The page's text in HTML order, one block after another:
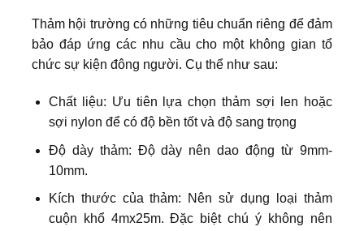
Thảm hội trường có những tiêu chuẩn riêng để đảm
bảo đáp ứng các nhu cầu cho một không gian tổ
chức sự kiện đông người. Cụ thể như sau:
Chất liệu: Ưu tiên lựa chọn thảm sợi len hoặc
sợi nylon để có độ bền tốt và độ sang trọng
Độ dày thảm: Độ dày nên dao động từ 9mm-
10mm.
Kích thước của thảm: Nên sử dụng loại thảm
cuộn khổ 4mx25m. Đặc biệt chú ý không nên